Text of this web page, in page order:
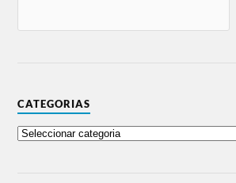
CATEGORIAS